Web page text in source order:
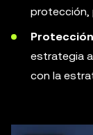
protección,
estrategia
con la